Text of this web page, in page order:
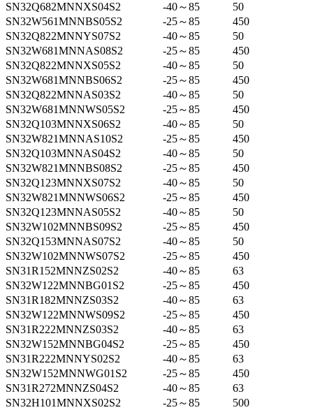
SN32Q682MNNXS04S2
-40～85
50
SN32W561MNNBS05S2
-25～85
450
SN32Q822MNNYS07S2
-40～85
50
SN32W681MNNAS08S2
-25～85
450
SN32Q822MNNXS05S2
-40～85
50
SN32W681MNNBS06S2
-25～85
450
SN32Q822MNNAS03S2
-40～85
50
SN32W681MNNWS05S2
-25～85
450
SN32Q103MNNXS06S2
-40～85
50
SN32W821MNNAS10S2
-25～85
450
SN32Q103MNNAS04S2
-40～85
50
SN32W821MNNBS08S2
-25～85
450
SN32Q123MNNXS07S2
-40～85
50
SN32W821MNNWS06S2
-25～85
450
SN32Q123MNNAS05S2
-40～85
50
SN32W102MNNBS09S2
-25～85
450
SN32Q153MNNAS07S2
-40～85
50
SN32W102MNNWS07S2
-25～85
450
SN31R152MNNZS02S2
-40～85
63
SN32W122MNNBG01S2
-25～85
450
SN31R182MNNZS03S2
-40～85
63
SN32W122MNNWS09S2
-25～85
450
SN31R222MNNZS03S2
-40～85
63
SN32W152MNNBG04S2
-25～85
450
SN31R222MNNYS02S2
-40～85
63
SN32W152MNNWG01S2
-25～85
450
SN31R272MNNZS04S2
-40～85
63
SN32H101MNNXS02S2
-25～85
500